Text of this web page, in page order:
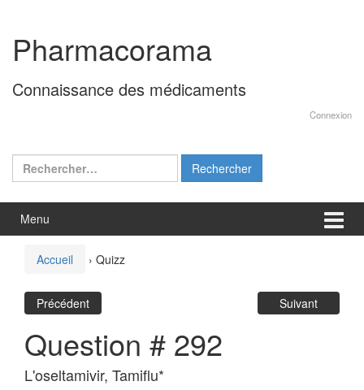
contenu
menu
principal
Pharmacorama
Connaissance des médicaments
Connexion
Rechercher :
Menu
Accueil › Quizz
Précédent Suivant
Question # 292
L'oseltamivir, Tamiflu*